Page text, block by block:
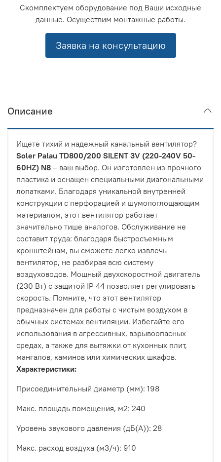
Скомплектуем оборудование под Ваши исходные
данные. Осуществим монтажные работы.
Заявка на консультацию
Описание
Ищете тихий и надежный канальный вентилятор?
Soler Palau TD800/200 SILENT 3V (220-240V 50-
60HZ) N8 – ваш выбор. Он изготовлен из прочного
пластика и оснащен специальными диагональными
лопатками. Благодаря уникальной внутренней
конструкции с перфорацией и шумопоглощающим
материалом, этот вентилятор работает
значительно тише аналогов. Обслуживание не
составит труда: благодаря быстросъемным
кронштейнам, вы сможете легко извлечь
вентилятор, не разбирая всю систему
воздуховодов. Мощный двухскоростной двигатель
(230 Вт) с защитой IP 44 позволяет регулировать
скорость. Помните, что этот вентилятор
предназначен для работы с чистым воздухом в
обычных системах вентиляции. Избегайте его
использования в агрессивных, взрывоопасных
средах, а также для вытяжки от кухонных плит,
мангалов, каминов или химических шкафов.
Характеристики:
Присоединительный диаметр (мм): 198
Макс. площадь помещения, м2: 240
Уровень звукового давления (дБ(А)): 28
Макс. расход воздуха (м3/ч): 910